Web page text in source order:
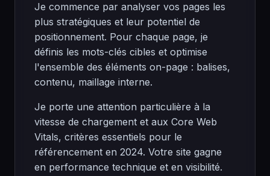
Je commence par analyser vos pages les
plus stratégiques et leur potentiel de
positionnement. Pour chaque page, je
définis les mots-clés cibles et optimise
l'ensemble des éléments on-page : balises,
contenu, maillage interne.
Je porte une attention particulière à la
vitesse de chargement et aux Core Web
Vitals, critères essentiels pour le
référencement en 2024. Votre site gagne
en performance technique et en visibilité.